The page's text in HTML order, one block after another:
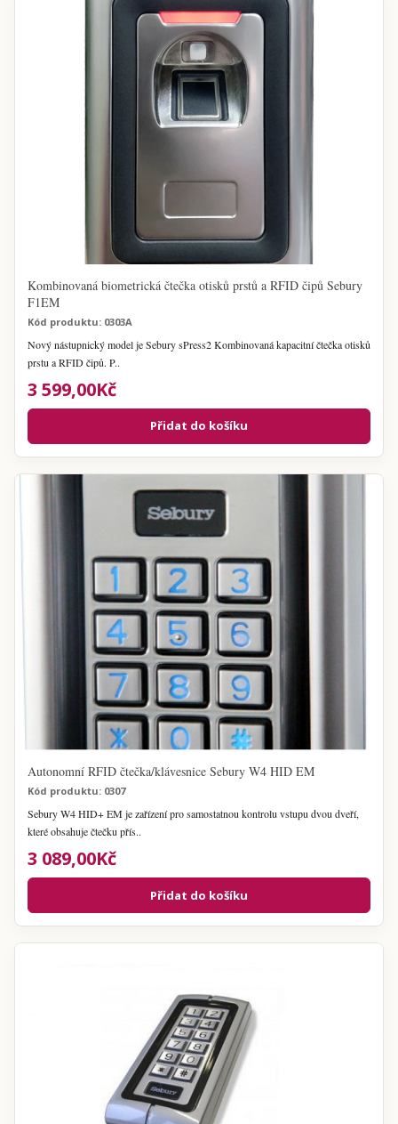
Kombinovaná biometrická čtečka otisků prstů a RFID čipů Sebury
F1EM
Kód produktu: 0303A
Nový nástupnický model je Sebury sPress2 Kombinovaná kapacitní čtečka otisků
prstu a RFID čipů. P..
3 599,00Kč
Přidat do košíku
Autonomní RFID čtečka/klávesnice Sebury W4 HID EM
Kód produktu: 0307
Sebury W4 HID+ EM je zařízení pro samostatnou kontrolu vstupu dvou dveří,
které obsahuje čtečku přís..
3 089,00Kč
Přidat do košíku